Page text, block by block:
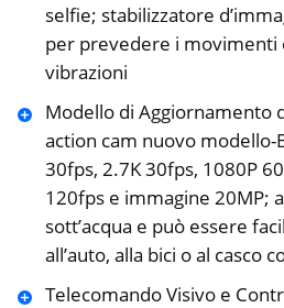
selfie; stabilizzatore
per prevedere i movimenti
vibrazioni
Modello di Aggiornamento
action cam nuovo modello-
30fps, 2.7K 30fps, 1080P
120fps e immagine 20MP;
sott’acqua e può essere
all’auto, alla bici o al casco
Telecomando Visivo e